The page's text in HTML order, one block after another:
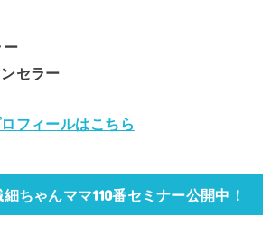
ー
セラー
フィールはこちら
細ちゃんママ110番セミナー公開中！